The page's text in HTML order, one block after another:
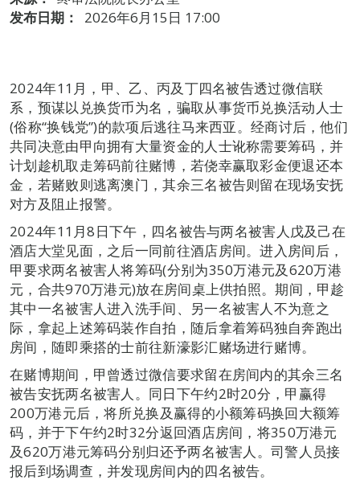
发布日期：
2026年6月15日 17:00
2024年11月，甲、乙、丙及丁四名被告透过微信联
系，预谋以兑换货币为名，骗取从事货币兑换活动人士
(俗称“换钱党”)的款项后逃往马来西亚。经商讨后，他们
共同决意由甲向拥有大量资金的人士讹称需要筹码，并
计划趁机取走筹码前往赌博，若侥幸赢取彩金便退还本
金，若赌败则逃离澳门，其余三名被告则留在现场安抚
对方及阻止报警。
2024年11月8日下午，四名被告与两名被害人戊及己在
酒店大堂见面，之后一同前往酒店房间。进入房间后，
甲要求两名被害人将筹码(分别为350万港元及620万港
元，合共970万港元)放在房间桌上供拍照。期间，甲趁
其中一名被害人进入洗手间、另一名被害人不为意之
际，拿起上述筹码装作自拍，随后拿着筹码独自奔跑出
房间，随即乘搭的士前往新濠影汇赌场进行赌博。
在赌博期间，甲曾透过微信要求留在房间内的其余三名
被告安抚两名被害人。同日下午约2时20分，甲赢得
200万港元后，将所兑换及赢得的小额筹码换回大额筹
码，并于下午约2时32分返回酒店房间，将350万港元
及620万港元筹码分别归还予两名被害人。司警人员接
报后到场调查，并发现房间内的四名被告。